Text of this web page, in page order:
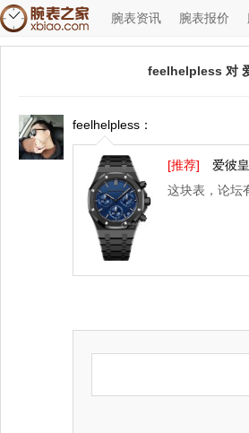
腕表资讯 腕表报价
feelhelpless 对
feelhelpless：
◆
◆
[推荐]
爱彼
这块表，论坛